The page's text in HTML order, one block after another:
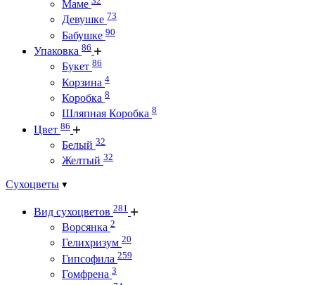
Маме
Девушке 73
Бабушке 90
Упаковка 86
Букет 86
Корзина 4
Коробка 8
Шляпная Коробка 8
Цвет 86
Белый 32
Желтый 32
Сухоцветы
Вид сухоцветов 281
Ворсянка 2
Гелихризум 20
Гипсофила 259
Гомфрена 3